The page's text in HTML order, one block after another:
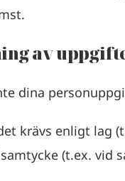
av
dina
krävs enligt lag
(t.ex. vid